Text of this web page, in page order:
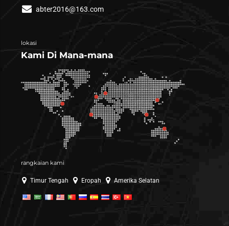
abter2016@163.com
lokasi
Kami Di Mana-mana
rangkaian kami
Timur Tengah Eropah Amerika Selatan